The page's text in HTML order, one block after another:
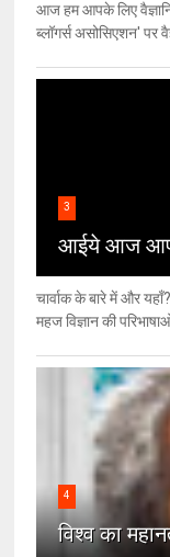
आज हम आपके लिए
ब्लॉगर्स असोसिएशन' पर
3
आईये आज
चार्वाक के बारे में और
महज विज्ञान की
4
विश्‍व का